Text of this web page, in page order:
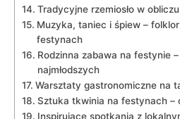
Tradycyjne rzemiosło w
Muzyka, taniec i śpiew –
festynach
Rodzinna zabawa na festynie
najmłodszych
Warsztaty gastronomiczne‍ na
Sztuka tkwinia na festynach –
Inspirujące spotkania z